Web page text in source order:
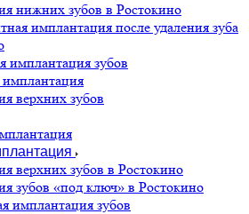
нижних зубов в Ростокино
имплантация после удаления зуба
имплантация зубов
имплантация
верхних зубов
верхних зубов в Ростокино
зубов «под ключ» в Ростокино
имплантация зубов